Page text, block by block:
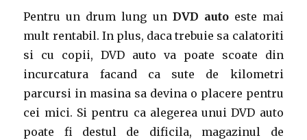
Pentru un drum lung un DVD autoeste mai
mult rentabil. In plus, daca trebuie sa calatoriti
si cu copii, DVD auto va poate scoate din
incurcatura facand ca sute de kilometri
parcursi in masina sa devina o placere pentru
cei mici. Si pentru ca alegerea unui DVD auto
poate fi destul de dificila, magazinul de